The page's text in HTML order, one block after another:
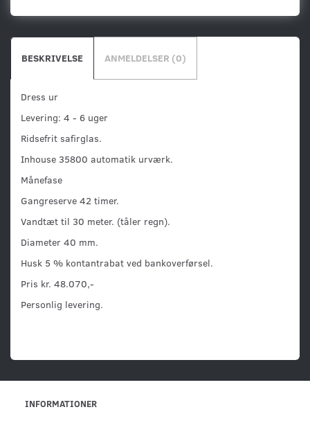
BESKRIVELSE ANMELDELSER (0)
Dress ur
Levering: 4 - 6 uger
Ridsefrit safirglas.
Inhouse 35800 automatik urværk.
Månefase
Gangreserve 42 timer.
Vandtæt til 30 meter. (tåler regn).
Diameter 40 mm.
Husk 5 % kontantrabat ved bankoverførsel.
Pris kr. 48.070,-
Personlig levering.
INFORMATIONER